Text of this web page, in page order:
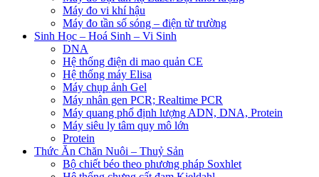
Máy đo vi khí hậu
Máy đo tần số sóng – điện từ trường
Sinh Học – Hoá Sinh – Vi Sinh
DNA
Hệ thống điện di mao quản CE
Hệ thống máy Elisa
Máy chụp ảnh Gel
Máy nhân gen PCR; Realtime PCR
Máy quang phổ định lượng ADN, DNA, Protein
Máy siêu ly tâm quy mô lớn
Protein
Thức Ăn Chăn Nuôi – Thuỷ Sản
Bộ chiết béo theo phương pháp Soxhlet